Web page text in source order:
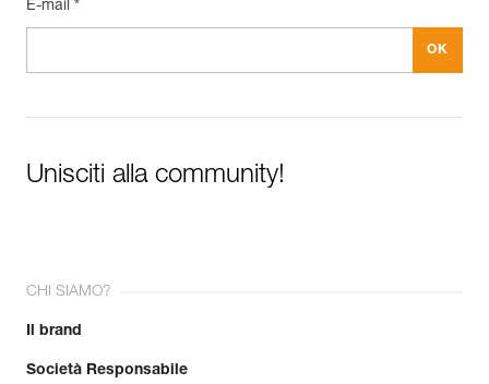
E-mail *
Unisciti alla community!
CHI SIAMO?
Il brand
Società Responsabile